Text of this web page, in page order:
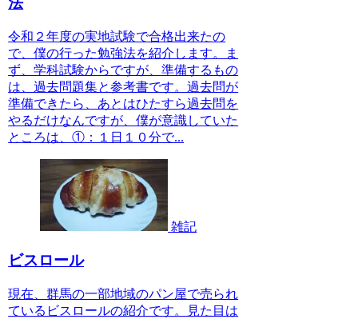
令和２年度の実地試験で合格出来たの
で、僕の行った勉強法を紹介します。ま
ず、学科試験からですが、準備するもの
は、過去問題集と参考書です。過去問が
準備できたら、あとはひたすら過去問を
やるだけなんですが、僕が意識していた
ところは、①：１日１０分で...
雑記
ビスロール
現在、群馬の一部地域のパン屋で売られ
ているビスロールの紹介です。見た目は